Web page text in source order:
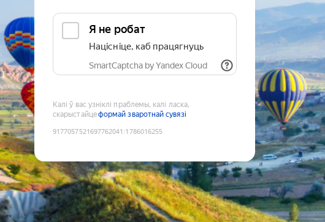
Я не робат
Націсніце, каб працягнуць
SmartCaptcha by Yandex Cloud
Калі ў вас узніклі праблемы, калі ласка,
скарыстайцеформай зваротнай сувязі
9177057521697762041 :1786016255